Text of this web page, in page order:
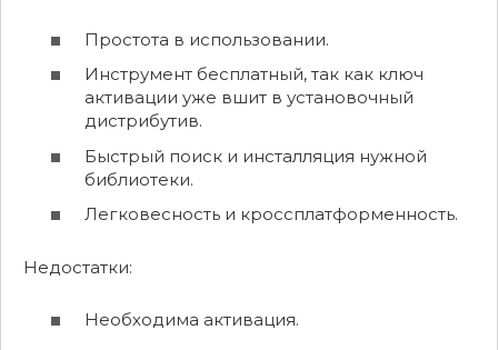
Простота в использовании.
Инструмент бесплатный, так как ключ
активации уже вшит в установочный
дистрибутив.
Быстрый поиск и инсталляция нужной
библиотеки.
Легковесность и кроссплатформенность.
Недостатки:
Необходима активация.